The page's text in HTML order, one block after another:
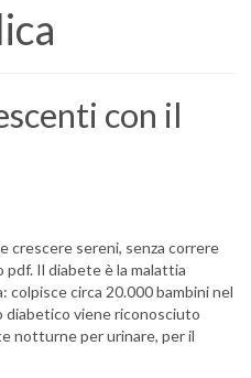
con il
crescere sereni, senza correre
Il diabete è la malattia
colpisce circa 20.000 bambini nel
diabetico viene riconosciuto
notturne per urinare, per il